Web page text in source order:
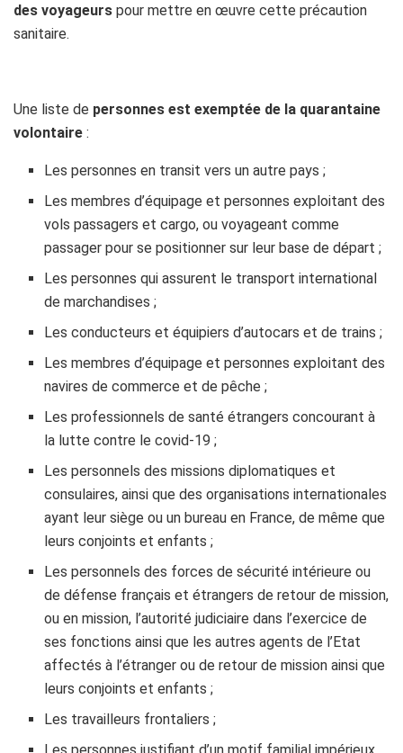
des voyageurs pour mettre en œuvre cette précaution
sanitaire.
Une liste de personnes est exemptée de la quarantaine
volontaire :
Les personnes en transit vers un autre pays ;
Les membres d’équipage et personnes exploitant des
vols passagers et cargo, ou voyageant comme
passager pour se positionner sur leur base de départ ;
Les personnes qui assurent le transport international
de marchandises ;
Les conducteurs et équipiers d’autocars et de trains ;
Les membres d’équipage et personnes exploitant des
navires de commerce et de pêche ;
Les professionnels de santé étrangers concourant à
la lutte contre le covid-19 ;
Les personnels des missions diplomatiques et
consulaires, ainsi que des organisations internationales
ayant leur siège ou un bureau en France, de même que
leurs conjoints et enfants ;
Les personnels des forces de sécurité intérieure ou
de défense français et étrangers de retour de mission,
ou en mission, l’autorité judiciaire dans l’exercice de
ses fonctions ainsi que les autres agents de l’Etat
affectés à l’étranger ou de retour de mission ainsi que
leurs conjoints et enfants ;
Les travailleurs frontaliers ;